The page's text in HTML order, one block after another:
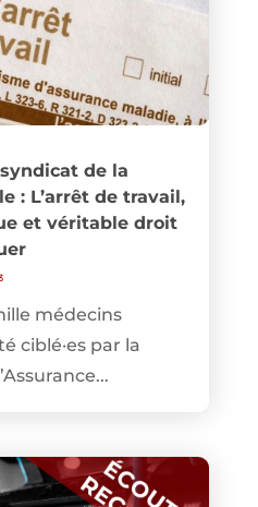
de la
: L’arrêt de travail,
et véritable droit
médecins
ciblé·es par la